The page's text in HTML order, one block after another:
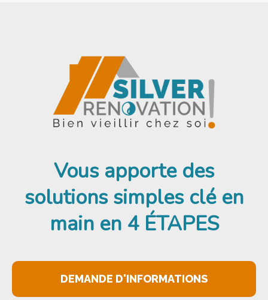
Vous apporte des
solutions simples clé en
mainen 4 ÉTAPES
DEMANDE D'INFORMATIONS